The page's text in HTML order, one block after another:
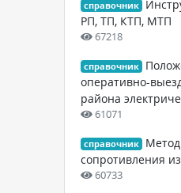
справочник
РП, ТП, КТП, МТП
67218
справочник
оперативно-
района
61071
справочник
сопротивления
60733